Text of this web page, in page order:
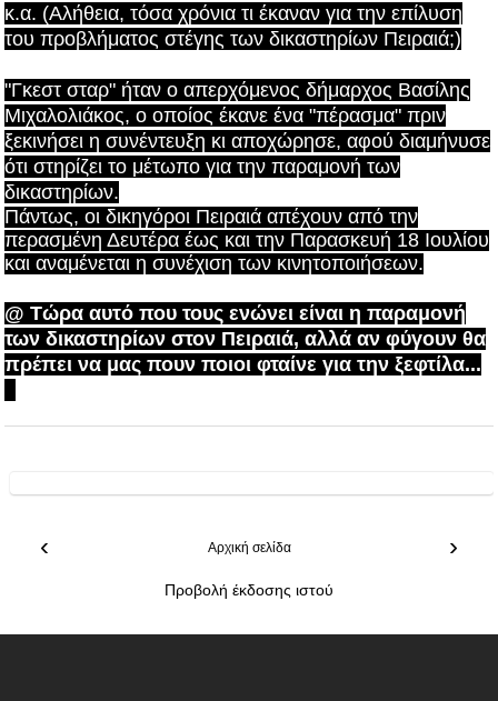
κ.α. (Αλήθεια, τόσα χρόνια τι έκαναν για την επίλυση
του προβλήματος στέγης των δικαστηρίων Πειραιά;)
"Γκεστ σταρ" ήταν ο απερχόμενος δήμαρχος Βασίλης
Μιχαλολιάκος, ο οποίος έκανε ένα "πέρασμα" πριν
ξεκινήσει η συνέντευξη κι αποχώρησε, αφού διαμήνυσε
ότι στηρίζει το μέτωπο για την παραμονή των
δικαστηρίων.
Πάντως, οι δικηγόροι Πειραιά απέχουν από την
περασμένη Δευτέρα έως και την Παρασκευή 18 Ιουλίου
και αναμένεται η συνέχιση των κινητοποιήσεων.
@ Τώρα αυτό που τους ενώνει είναι η παραμονή
των δικαστηρίων στον Πειραιά, αλλά αν φύγουν θα
πρέπει να μας πουν ποιοι φταίνε για την ξεφτίλα...
‹ ›
Αρχική σελίδα
Προβολή έκδοσης ιστού